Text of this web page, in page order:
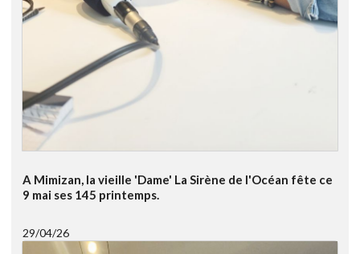
A Mimizan, la vieille 'Dame' La Sirène de l'Océan fête ce
9 mai ses 145 printemps.
29/04/26